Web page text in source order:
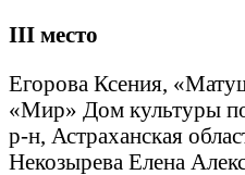
III место
Егорова Ксения,
«Мир» Дом культуры
р-н, Астраханская
Некозырева Елена